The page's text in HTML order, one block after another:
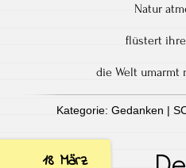
Natur
flüstert
die Welt umarmt
Kategorie: Gedanken |
18 März